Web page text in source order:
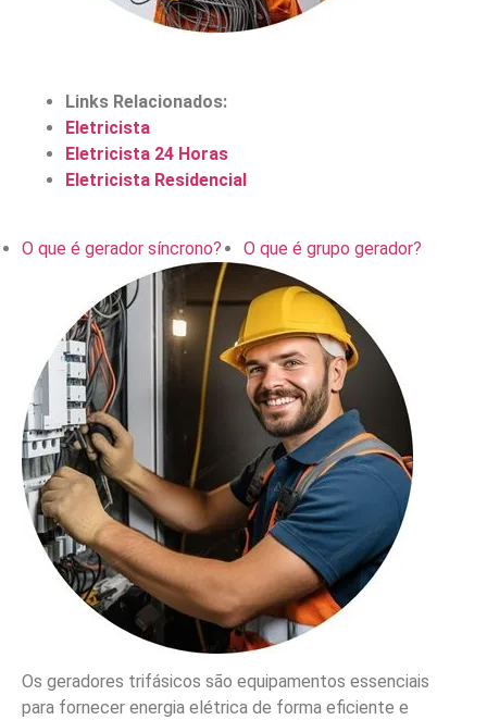
Links Relacionados:
Eletricista
Eletricista 24 Horas
Eletricista Residencial
O que é gerador síncrono? O que é grupo gerador?
Os geradores trifásicos são equipamentos essenciais
para fornecer energia elétrica de forma eficiente e